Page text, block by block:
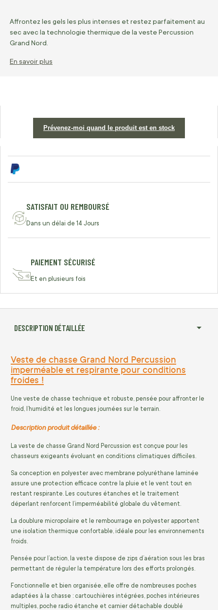
Affrontez les gels les plus intenses et restez parfaitement au
sec avec la technologie thermique de la veste Percussion
Grand Nord.
En savoir plus
Prévenez-moi quand le produit est en stock
SATISFAIT OU REMBOURSÉ
Dans un délai de 14 Jours
PAIEMENT SÉCURISÉ
Et en plusieurs fois
DESCRIPTION DÉTAILLÉE
Veste de chasse Grand Nord Percussion
imperméable et respirante pour conditions
froides !
Une veste de chasse technique et robuste, pensée pour affronter le
froid, l’humidité et les longues journées sur le terrain.
Description produit détaillée :
La veste de chasse Grand Nord Percussion est conçue pour les
chasseurs exigeants évoluant en conditions climatiques difficiles.
Sa conception en polyester avec membrane polyuréthane laminée
assure une protection efficace contre la pluie et le vent tout en
restant respirante. Les coutures étanches et le traitement
déperlant renforcent l’imperméabilité globale du vêtement.
La doublure micropolaire et le rembourrage en polyester apportent
une isolation thermique confortable, idéale pour les environnements
froids.
Pensée pour l’action, la veste dispose de zips d’aération sous les bras
permettant de réguler la température lors des efforts prolongés.
Fonctionnelle et bien organisée, elle offre de nombreuses poches
adaptées à la chasse : cartouchières intégrées, poches intérieures
multiples, poche radio étanche et carnier détachable doublé